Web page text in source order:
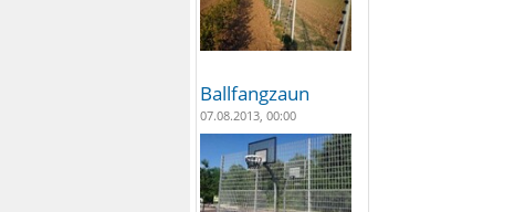
Ballfangzaun
07.08.2013, 00:00